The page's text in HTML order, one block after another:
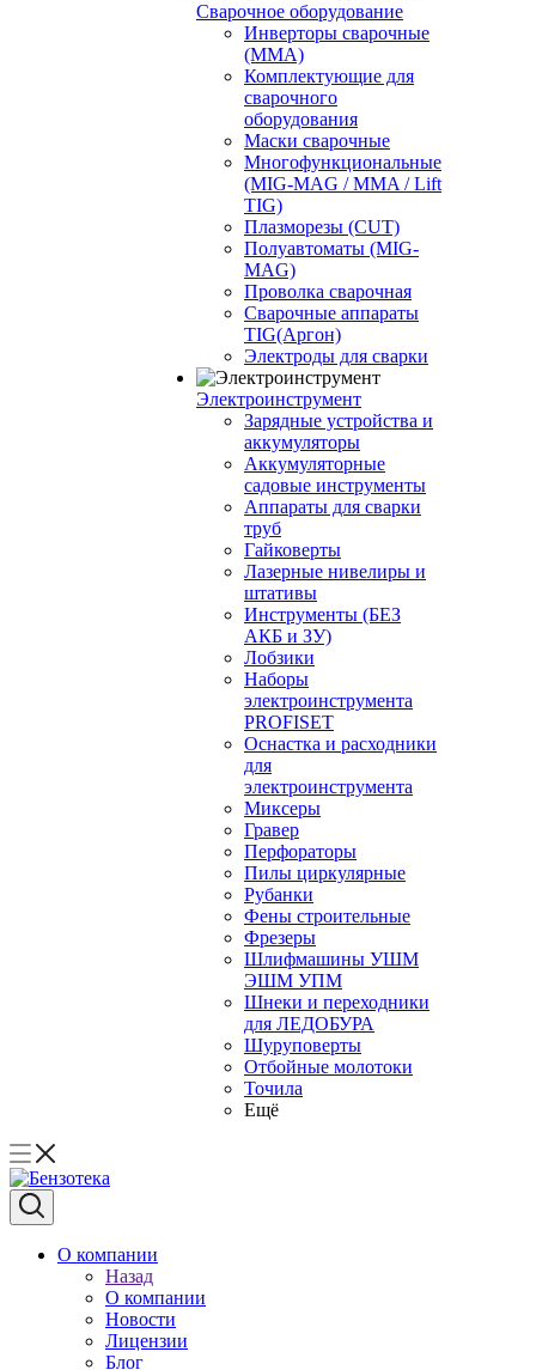
Сварочное оборудование
Инверторы сварочные
(ММА)
Комплектующие для
сварочного
оборудования
Маски сварочные
Многофункциональные
(MIG-MAG / MMA / Lift
TIG)
Плазморезы (CUT)
Полуавтоматы (МIG-
MAG)
Проволка сварочная
Сварочные аппараты
TIG(Аргон)
Электроды для сварки
Электроинструмент
Зарядные устройства и
аккумуляторы
Аккумуляторные
садовые инструменты
Аппараты для сварки
труб
Гайковерты
Лазерные нивелиры и
штативы
Инструменты (БЕЗ
АКБ и ЗУ)
Лобзики
Наборы
электроинструмента
PROFISET
Оснастка и расходники
для
электроинструмента
Миксеры
Гравер
Перфораторы
Пилы циркулярные
Рубанки
Фены строительные
Фрезеры
Шлифмашины УШМ
ЭШМ УПМ
Шнеки и переходники
для ЛЕДОБУРА
Шуруповерты
Отбойные молотоки
Точила
Ещё
О компании
Назад
О компании
Новости
Лицензии
Блог